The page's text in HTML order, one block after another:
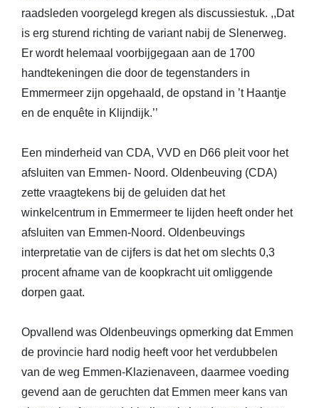
raadsleden voorgelegd kregen als discussiestuk. ,,Dat
is erg sturend richting de variant nabij de Slenerweg.
Er wordt helemaal voorbijgegaan aan de 1700
handtekeningen die door de tegenstanders in
Emmermeer zijn opgehaald, de opstand in ’t Haantje
en de enquête in Klijndijk.’’
Een minderheid van CDA, VVD en D66 pleit voor het
afsluiten van Emmen- Noord. Oldenbeuving (CDA)
zette vraagtekens bij de geluiden dat het
winkelcentrum in Emmermeer te lijden heeft onder het
afsluiten van Emmen-Noord. Oldenbeuvings
interpretatie van de cijfers is dat het om slechts 0,3
procent afname van de koopkracht uit omliggende
dorpen gaat.
Opvallend was Oldenbeuvings opmerking dat Emmen
de provincie hard nodig heeft voor het verdubbelen
van de weg Emmen-Klazienaveen, daarmee voeding
gevend aan de geruchten dat Emmen meer kans van